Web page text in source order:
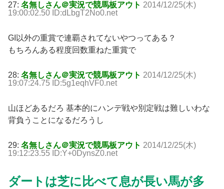
27: 名無しさん＠実況で競馬板アウト 2014/12/25(木)
19:00:02.50 ID:dLbgT2No0.net
GI以外の重賞で連覇されてないやつってある？
もちろんある程度回数重ねた重賞で
28: 名無しさん＠実況で競馬板アウト 2014/12/25(木)
19:07:24.75 ID:5g1eqhVF0.net
山ほどあるだろ 基本的にハンデ戦や別定戦は難しいわな
背負うことになるだろうし
29: 名無しさん＠実況で競馬板アウト 2014/12/25(木)
19:12:23.55 ID:Y+0DynsZ0.net
ダートは芝に比べて息が長い馬が多